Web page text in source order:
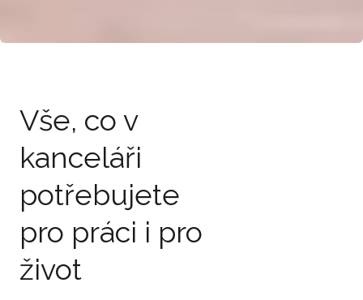
Vše, co v
kanceláři
potřebujete
pro práci i pro
život